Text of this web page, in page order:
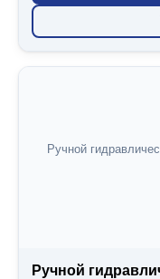
Ручной
Ручной